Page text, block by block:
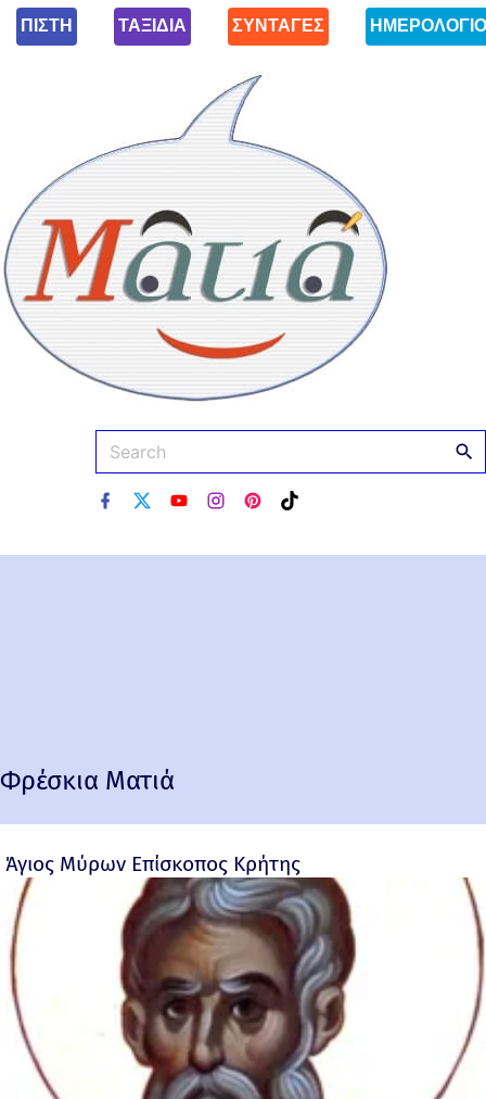
ΠΙΣΤΗ ΤΑΞΙΔΙΑ ΣΥΝΤΑΓΕΣ ΗΜΕΡΟΛΟΓΙΟ
Φρέσκια Ματιά
Άγιος Μύρων Επίσκοπος Κρήτης